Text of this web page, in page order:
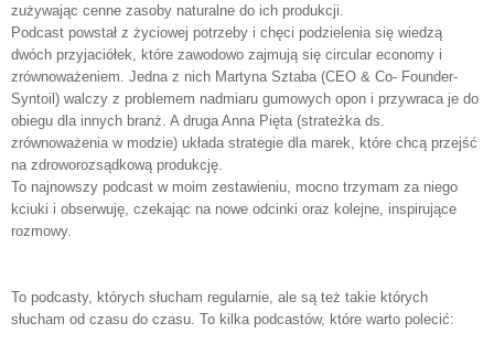
zużywając cenne zasoby naturalne do ich produkcji.
Podcast powstał z życiowej potrzeby i chęci podzielenia się wiedzą
dwóch przyjaciółek, które zawodowo zajmują się circular economy i
zrównoważeniem. Jedna z nich Martyna Sztaba (CEO & Co- Founder-
Syntoil) walczy z problemem nadmiaru gumowych opon i przywraca je do
obiegu dla innych branż. A druga Anna Pięta (strateżka ds.
zrównoważenia w modzie) układa strategie dla marek, które chcą przejść
na zdroworozsądkową produkcję.
To najnowszy podcast w moim zestawieniu, mocno trzymam za niego
kciuki i obserwuję, czekając na nowe odcinki oraz kolejne, inspirujące
rozmowy.
To podcasty, których słucham regularnie, ale są też takie których
słucham od czasu do czasu. To kilka podcastów, które warto polecić: